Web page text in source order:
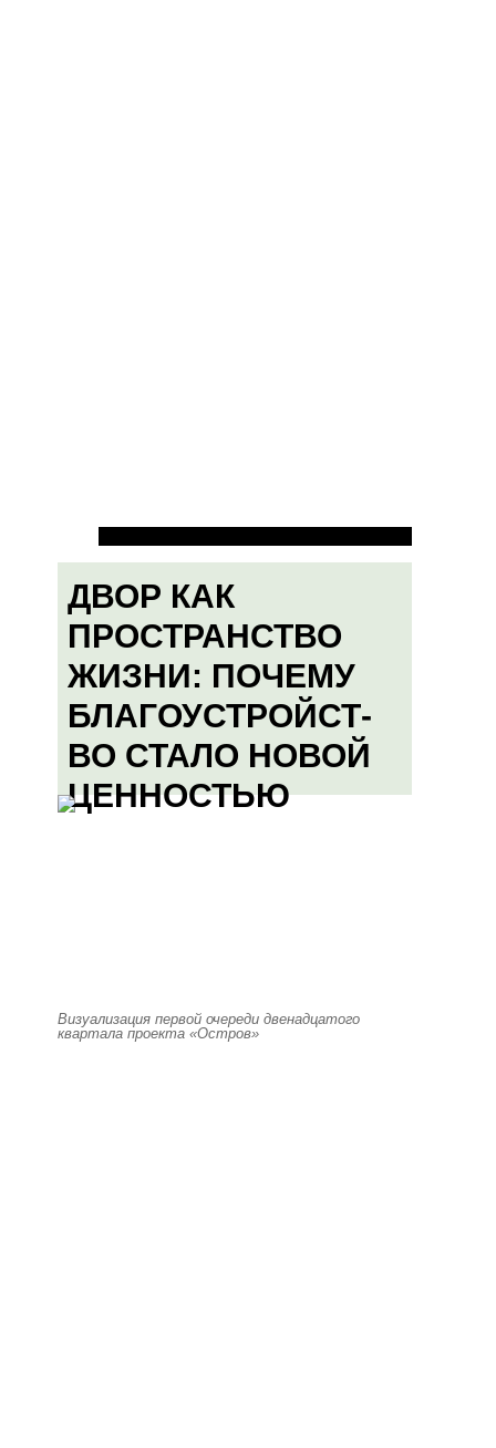
ДВОР КАК
ПРОСТРАНСТВО
ЖИЗНИ: ПОЧЕМУ
БЛАГОУСТРОЙСТ-
ВО СТАЛО НОВОЙ
ЦЕННОСТЬЮ
Визуализация первой очереди двенадцатого
квартала проекта «Остров»